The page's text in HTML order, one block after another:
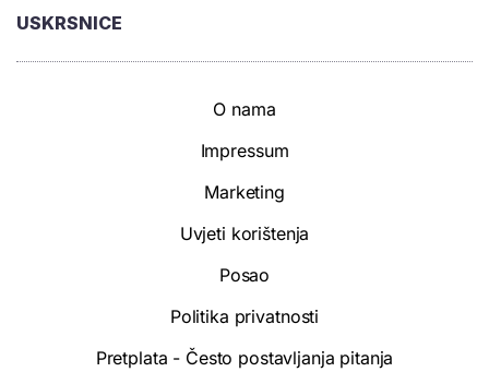
USKRSNICE
O nama
Impressum
Marketing
Uvjeti korištenja
Posao
Politika privatnosti
Pretplata - Često postavljanja pitanja